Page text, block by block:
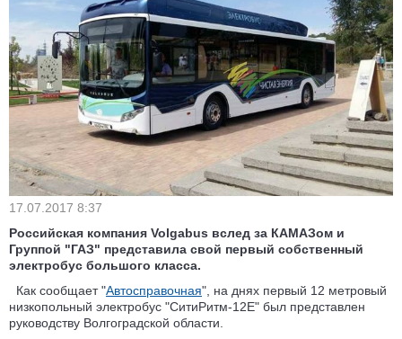
17.07.2017 8:37
Российская компания Volgabus вслед за КАМАЗом и
Группой "ГАЗ" представила свой первый собственный
электробус большого класса.
Как сообщает "Автосправочная", на днях первый 12 метровый
низкопольный электробус "СитиРитм-12Е" был представлен
руководству Волгоградской области.